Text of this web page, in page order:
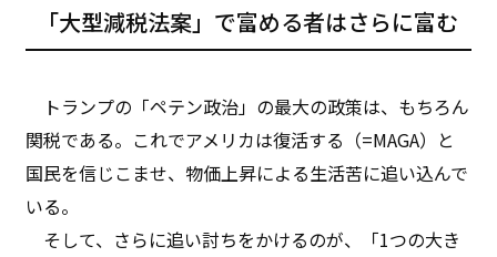
「大型減税法案」で富める者はさらに富む
トランプの「ペテン政治」の最大の政策は、もちろん
関税である。これでアメリカは復活する（=MAGA）と
国民を信じこませ、物価上昇による生活苦に追い込んで
いる。
そして、さらに追い討ちをかけるのが、「1つの大き